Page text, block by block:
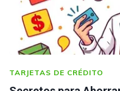
TARJETAS DE CRÉDITO